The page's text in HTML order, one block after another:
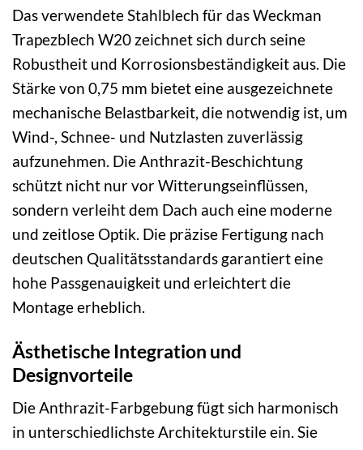
Das verwendete Stahlblech für das Weckman
Trapezblech W20 zeichnet sich durch seine
Robustheit und Korrosionsbeständigkeit aus. Die
Stärke von 0,75 mm bietet eine ausgezeichnete
mechanische Belastbarkeit, die notwendig ist, um
Wind-, Schnee- und Nutzlasten zuverlässig
aufzunehmen. Die Anthrazit-Beschichtung
schützt nicht nur vor Witterungseinflüssen,
sondern verleiht dem Dach auch eine moderne
und zeitlose Optik. Die präzise Fertigung nach
deutschen Qualitätsstandards garantiert eine
hohe Passgenauigkeit und erleichtert die
Montage erheblich.
Ästhetische Integration und
Designvorteile
Die Anthrazit-Farbgebung fügt sich harmonisch
in unterschiedlichste Architekturstile ein. Sie